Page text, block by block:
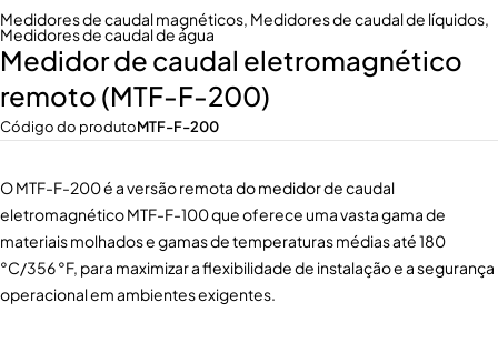
Medidores de caudal magnéticos, Medidores de caudal de líquidos,
Medidores de caudal de água
Medidor de caudal eletromagnético
remoto (MTF-F-200)
Código do produtoMTF-F-200
O MTF-F-200 é a versão remota do medidor de caudal
eletromagnético MTF-F-100 que oferece uma vasta gama de
materiais molhados e gamas de temperaturas médias até 180
°C/356 °F, para maximizar a flexibilidade de instalação e a segurança
operacional em ambientes exigentes.